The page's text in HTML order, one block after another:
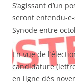
S’agissant d’un
seront entendu-
Synode entre
En vue de
candidature
en ligne dès